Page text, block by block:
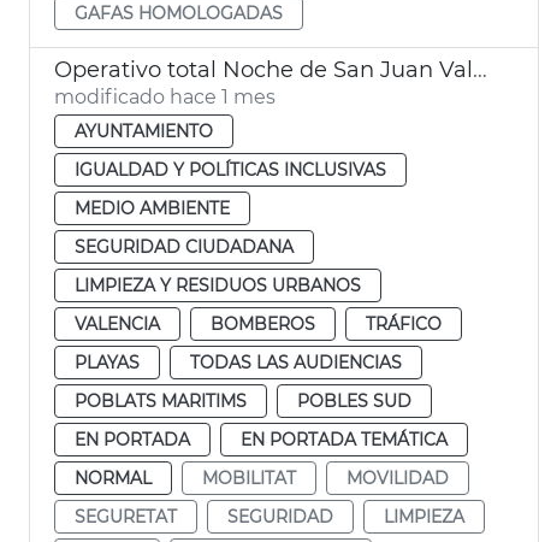
GAFAS HOMOLOGADAS
Operativo total Noche de San Juan València. Movilidad, limpieza y seguridad
modificado hace 1 mes
AYUNTAMIENTO
IGUALDAD Y POLÍTICAS INCLUSIVAS
MEDIO AMBIENTE
SEGURIDAD CIUDADANA
LIMPIEZA Y RESIDUOS URBANOS
VALENCIA
BOMBEROS
TRÁFICO
PLAYAS
TODAS LAS AUDIENCIAS
POBLATS MARITIMS
POBLES SUD
EN PORTADA
EN PORTADA TEMÁTICA
NORMAL
MOBILITAT
MOVILIDAD
SEGURETAT
SEGURIDAD
LIMPIEZA